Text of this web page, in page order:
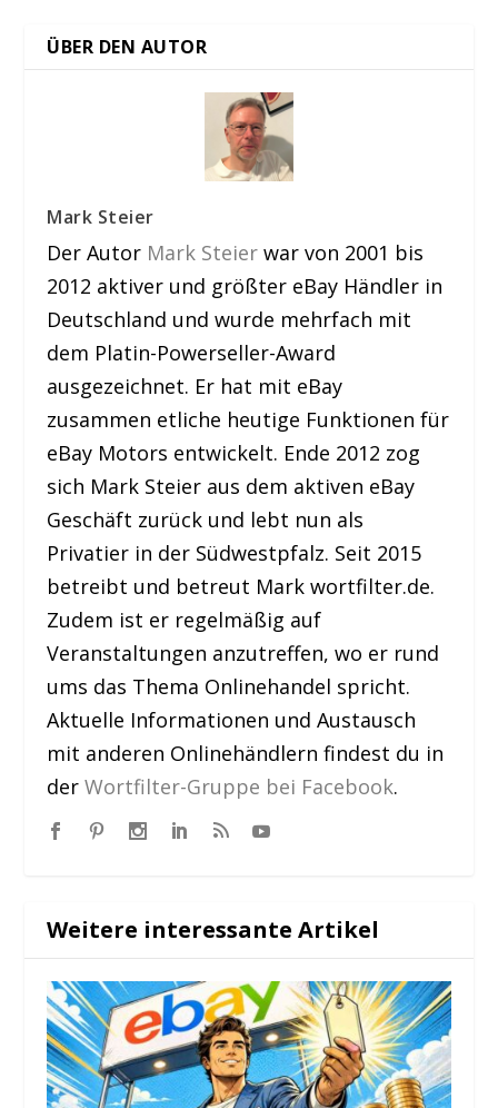
ÜBER DEN AUTOR
Mark Steier
Der Autor Mark Steier war von 2001 bis
2012 aktiver und größter eBay Händler in
Deutschland und wurde mehrfach mit
dem Platin-Powerseller-Award
ausgezeichnet. Er hat mit eBay
zusammen etliche heutige Funktionen für
eBay Motors entwickelt. Ende 2012 zog
sich Mark Steier aus dem aktiven eBay
Geschäft zurück und lebt nun als
Privatier in der Südwestpfalz. Seit 2015
betreibt und betreut Mark wortfilter.de.
Zudem ist er regelmäßig auf
Veranstaltungen anzutreffen, wo er rund
ums das Thema Onlinehandel spricht.
Aktuelle Informationen und Austausch
mit anderen Onlinehändlern findest du in
derWortfilter-Gruppe bei Facebook.
Weitere interessante Artikel